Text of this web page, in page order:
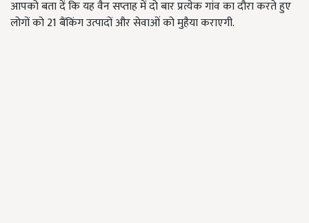
आपको बता दें कि यह वैन सप्ताह में दो बार प्रत्येक गांव का दौरा करते हुए
लोगों को 21 बैंकिंग उत्पादों और सेवाओं को मुहैया कराएगी.